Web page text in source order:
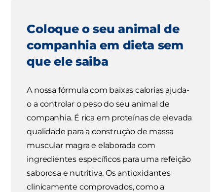
Coloque o seu animal de
companhia em dieta sem
que ele saiba
A nossa fórmula com baixas calorias ajuda-
o a controlar o peso do seu animal de
companhia. É rica em proteínas de elevada
qualidade para a construção de massa
muscular magra e elaborada com
ingredientes específicos para uma refeição
saborosa e nutritiva. Os antioxidantes
clinicamente comprovados, como a